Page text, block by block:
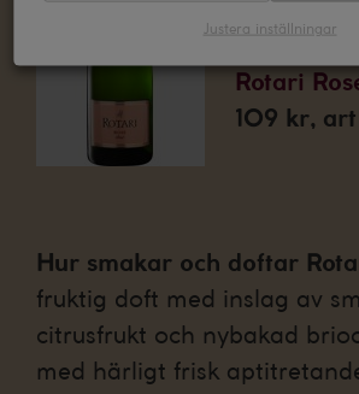
7701
Rotari
109 kr,
Hur smakar och doftar
fruktig doft med inslag av
citrusfrukt och nybakad
med härligt frisk
Justera inställningar